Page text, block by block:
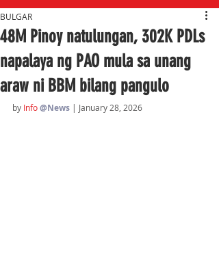
48M Pinoy natulungan, 302K PDLs
napalaya ng PAO mula sa unang
araw ni BBM bilang pangulo
BULGAR
by Info @News | January 28, 2026